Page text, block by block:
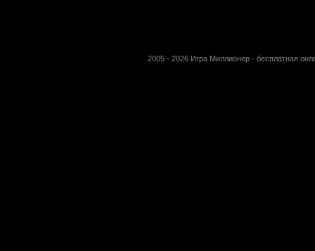
2005 - 2026 Игра Миллионер - бесплатная